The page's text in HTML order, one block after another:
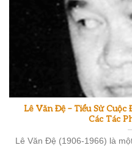
Lê Văn Đệ – Tiểu Sử
Các Tác
Lê Văn Đệ (1906-1966) là